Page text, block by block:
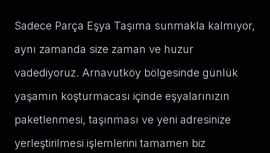
Sadece Parça Eşya Taşıma sunmakla kalmıyor,
aynı zamanda size zaman ve huzur
vadediyoruz. Arnavutköy bölgesinde günlük
yaşamın koşturmacası içinde eşyalarınızın
paketlenmesi, taşınması ve yeni adresinize
yerleştirilmesi işlemlerini tamamen biz